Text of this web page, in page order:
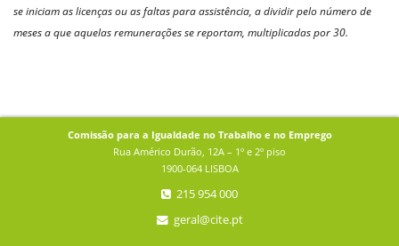
se iniciam as licenças ou as faltas para assistência, a dividir pelo número de
meses a que aquelas remunerações se reportam, multiplicadas por 30.
Comissão para a Igualdade no Trabalho e no Emprego
Rua Américo Durão, 12A – 1º e 2º piso
1900-064 LISBOA
215 954 000
geral@cite.pt